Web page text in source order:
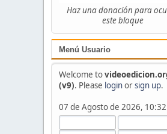
Haz una donación para
este bloque
Menú Usuario
Welcome to
(v9). Please loginorsign up.
07 de Agosto de 2026,